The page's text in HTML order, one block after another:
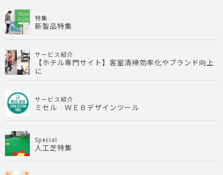
特集
新製品特集
サービス紹介
【ホテル専門サイト】客室清掃効率化やブランド向上
に
サービス紹介
ミセル ＷＥＢデザインツール
Special
人工芝特集